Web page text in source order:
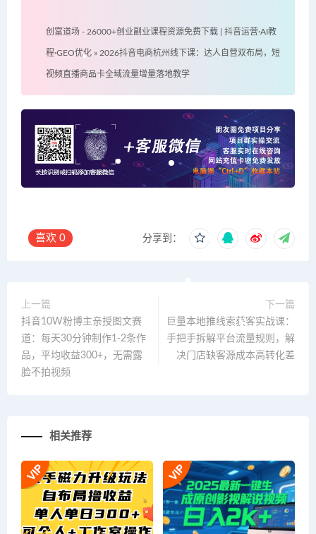
创富道场 - 26000+创业副业课程资源免费下载 | 抖音运营·AI教
程·GEO优化 » 2026抖音电商杭州线下课：达人自营双布局，短
视频直播商品卡全域流量增量落地教学
喜欢 0 分享到：
上一篇
抖音10W粉博主亲授图文赛
道：每天30分钟制作1-2条作
品，平均收益300+，无需露
脸不拍视频
下一篇
巨量本地推线索获客实战课：
手把手拆解平台流量规则，解
决门店缺客源成本高转化差
相关推荐